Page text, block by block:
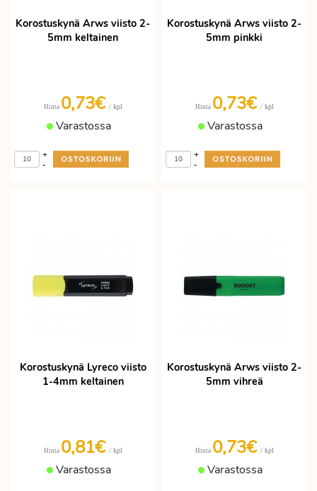
Korostuskynä Arws viisto 2-
5mm keltainen
Hinta 0,73€ / kpl
Varastossa
-
+
Korostuskynä Arws viisto 2-
5mm pinkki
Hinta 0,73€ / kpl
Varastossa
-
+
Korostuskynä Lyreco viisto
1-4mm keltainen
Hinta 0,81€ / kpl
Varastossa
Korostuskynä Arws viisto 2-
5mm vihreä
Hinta 0,73€ / kpl
Varastossa